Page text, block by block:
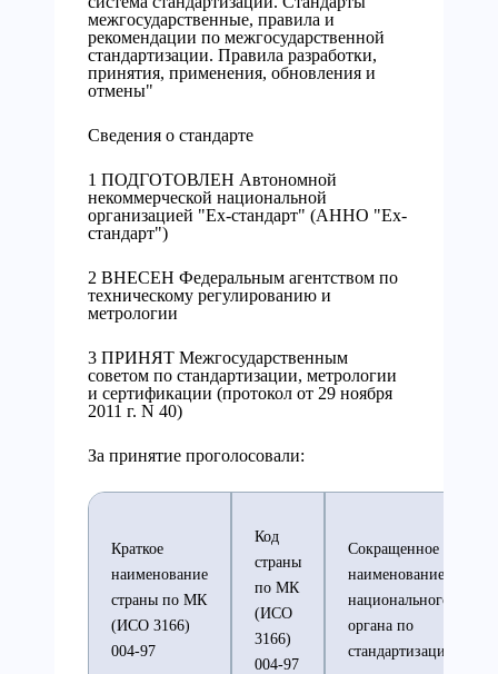
межгосударственные, правила и
рекомендации по межгосударственной
стандартизации. Правила разработки,
принятия, применения, обновления и
отмены"
Сведения о стандарте
1 ПОДГОТОВЛЕН Автономной
некоммерческой национальной
организацией "Ех-стандарт" (АННО "Ех-
стандарт")
2 ВНЕСЕН Федеральным агентством по
техническому регулированию и
метрологии
3 ПРИНЯТ Межгосударственным
советом по стандартизации, метрологии
и сертификации (протокол от 29 ноября
2011 г. N 40)
За принятие проголосовали:
Краткое
наименование
страны по МК
(ИСО 3166)
004-97
Код
страны
по МК
(ИСО
3166)
004-97
Сокращенное
наименование
национального
органа по
стандартизации